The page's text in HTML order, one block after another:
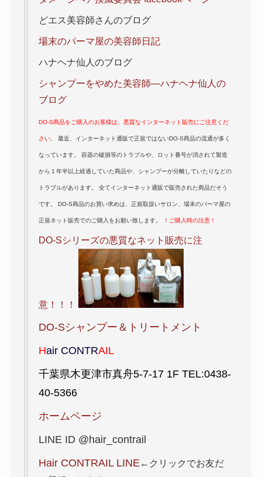
どエス美容師さんのブログ
場末のパーマ屋の美容師日記
ハナヘナ仙人のブログ
シャンプーをやめた美容師―ハナヘナ仙人の
ブログ
DO-S商品をご購入のお客様は、悪質なインターネット販売にご注意くだ
さい。 最近、インターネット通販で正規ではないDO-S商品の流通が多く
なっています。 容器の破損等のトラブルや、ロット番号が消されて製造
から１年半以上経過していた商品や、シャンプーが分離していたりなどの
トラブルがあります。 全てインターネット通販で販売された商品だそう
です。 DO-S商品のお買い求めは、正規取扱いサロン、場末のパーマ屋の
正規ネット販売でのご購入をお願い致します。 ！ご購入時の注意！
DO-Sシリーズの悪質なネット販売に注
意！！！
DO-Sシャンプー＆トリートメント
Hair CONTRAIL
千葉県木更津市真舟5-7-17 1F TEL:0438-
40-5366
ホームページ
LINE ID @hair_contrail
Hair CONTRAIL LINE ←クリックでお友だ